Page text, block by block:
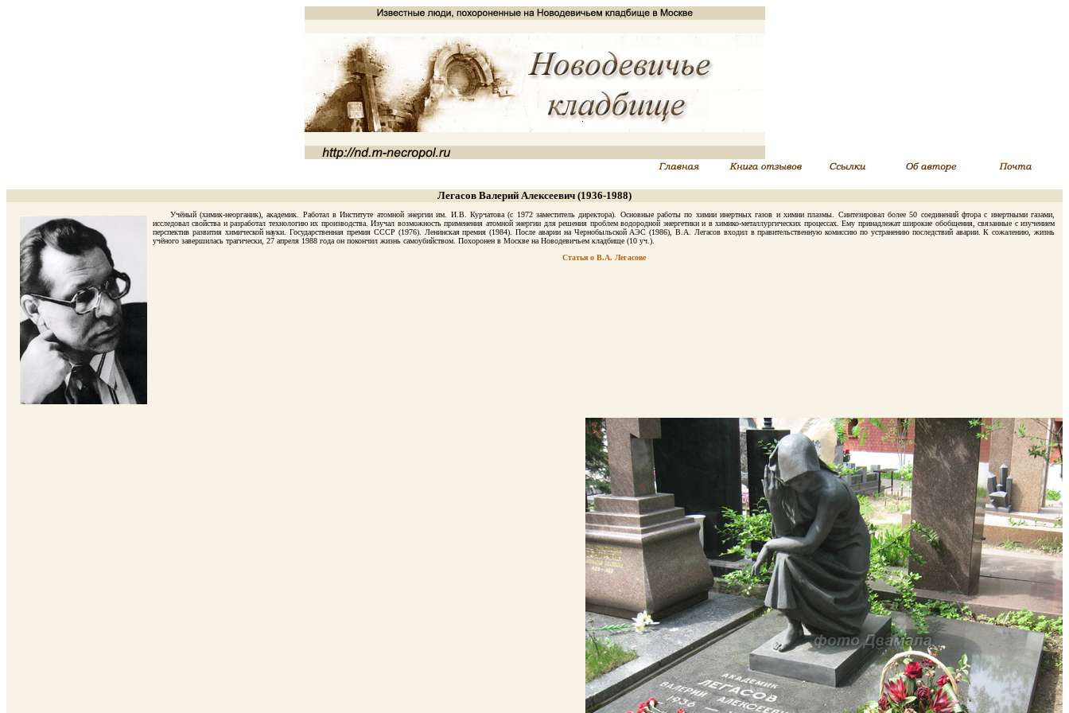
Легасов Валерий Алексеевич (1936-1988)
Учёный (химик-неорганик), академик. Работал в Институте атомной энергии им. И.В. Курчатова (с 1972 заместитель директора). Основные работы по химии инертных газов и химии плазмы. Синтезировал более 50 соединений фтора с инертными газами,
исследовал свойства и разработал технологию их производства. Изучал возможность применения атомной энергии для решения проблем водородной энергетики и в химико-металлургических процессах. Ему принадлежат широкие обобщения, связанные с изучением
перспектив развития химической науки. Государственная премия СССР (1976). Ленинская премия (1984). После аварии на Чернобыльской АЭС (1986), В.А. Легасов входил в правительственную комиссию по устранению последствий аварии. К сожалению, жизнь
учёного завершилась трагически, 27 апреля 1988 года он покончил жизнь самоубийством. Похоронен в Москве на Новодевичьем кладбище (10 уч.).
Статья о В.А. Легасове